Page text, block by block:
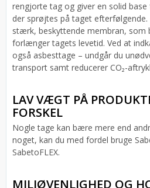
rengjorte tag og giver en solid base
der sprøjtes på taget efterfølgende.
stærk, beskyttende membran, som
forlænger tagets levetid. Ved at
også asbesttage – undgår du
transport samt reducerer CO₂-
LAV VÆGT PÅ
FORSKEL
Nogle tage kan bære mere end
noget, kan du med fordel bruge
SabetoFLEX.
MILJØVENLIGHED OG